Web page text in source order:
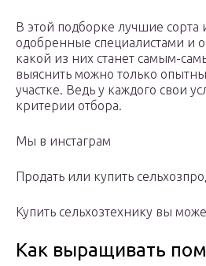
В этой подборке лучшие
одобренные специалистами и
какой из них станет самым-
выяснить можно только
участке. Ведь у каждого свои
критерии отбора.
Мы в инстаграм
Продать или купить
Купить сельхозтехнику вы
Как выращивать